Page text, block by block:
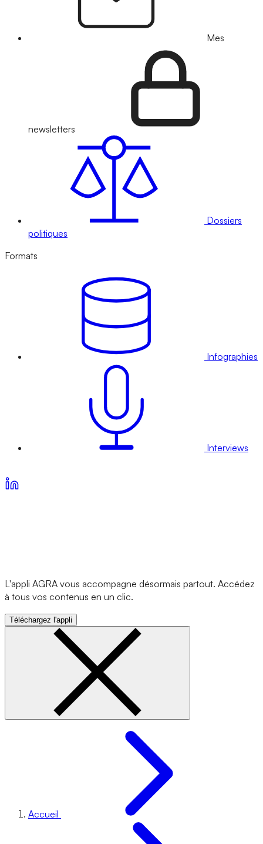
Mes
newsletters
Dossiers
politiques
Formats
Infographies
Interviews
L'appli AGRA vous accompagne désormais partout. Accédez
à tous vos contenus en un clic.
Téléchargez l'appli
Accueil